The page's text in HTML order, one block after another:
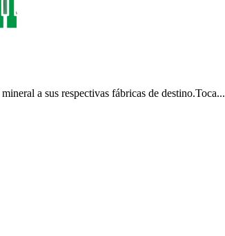
a sus respectivas fábricas de destino.Toca...